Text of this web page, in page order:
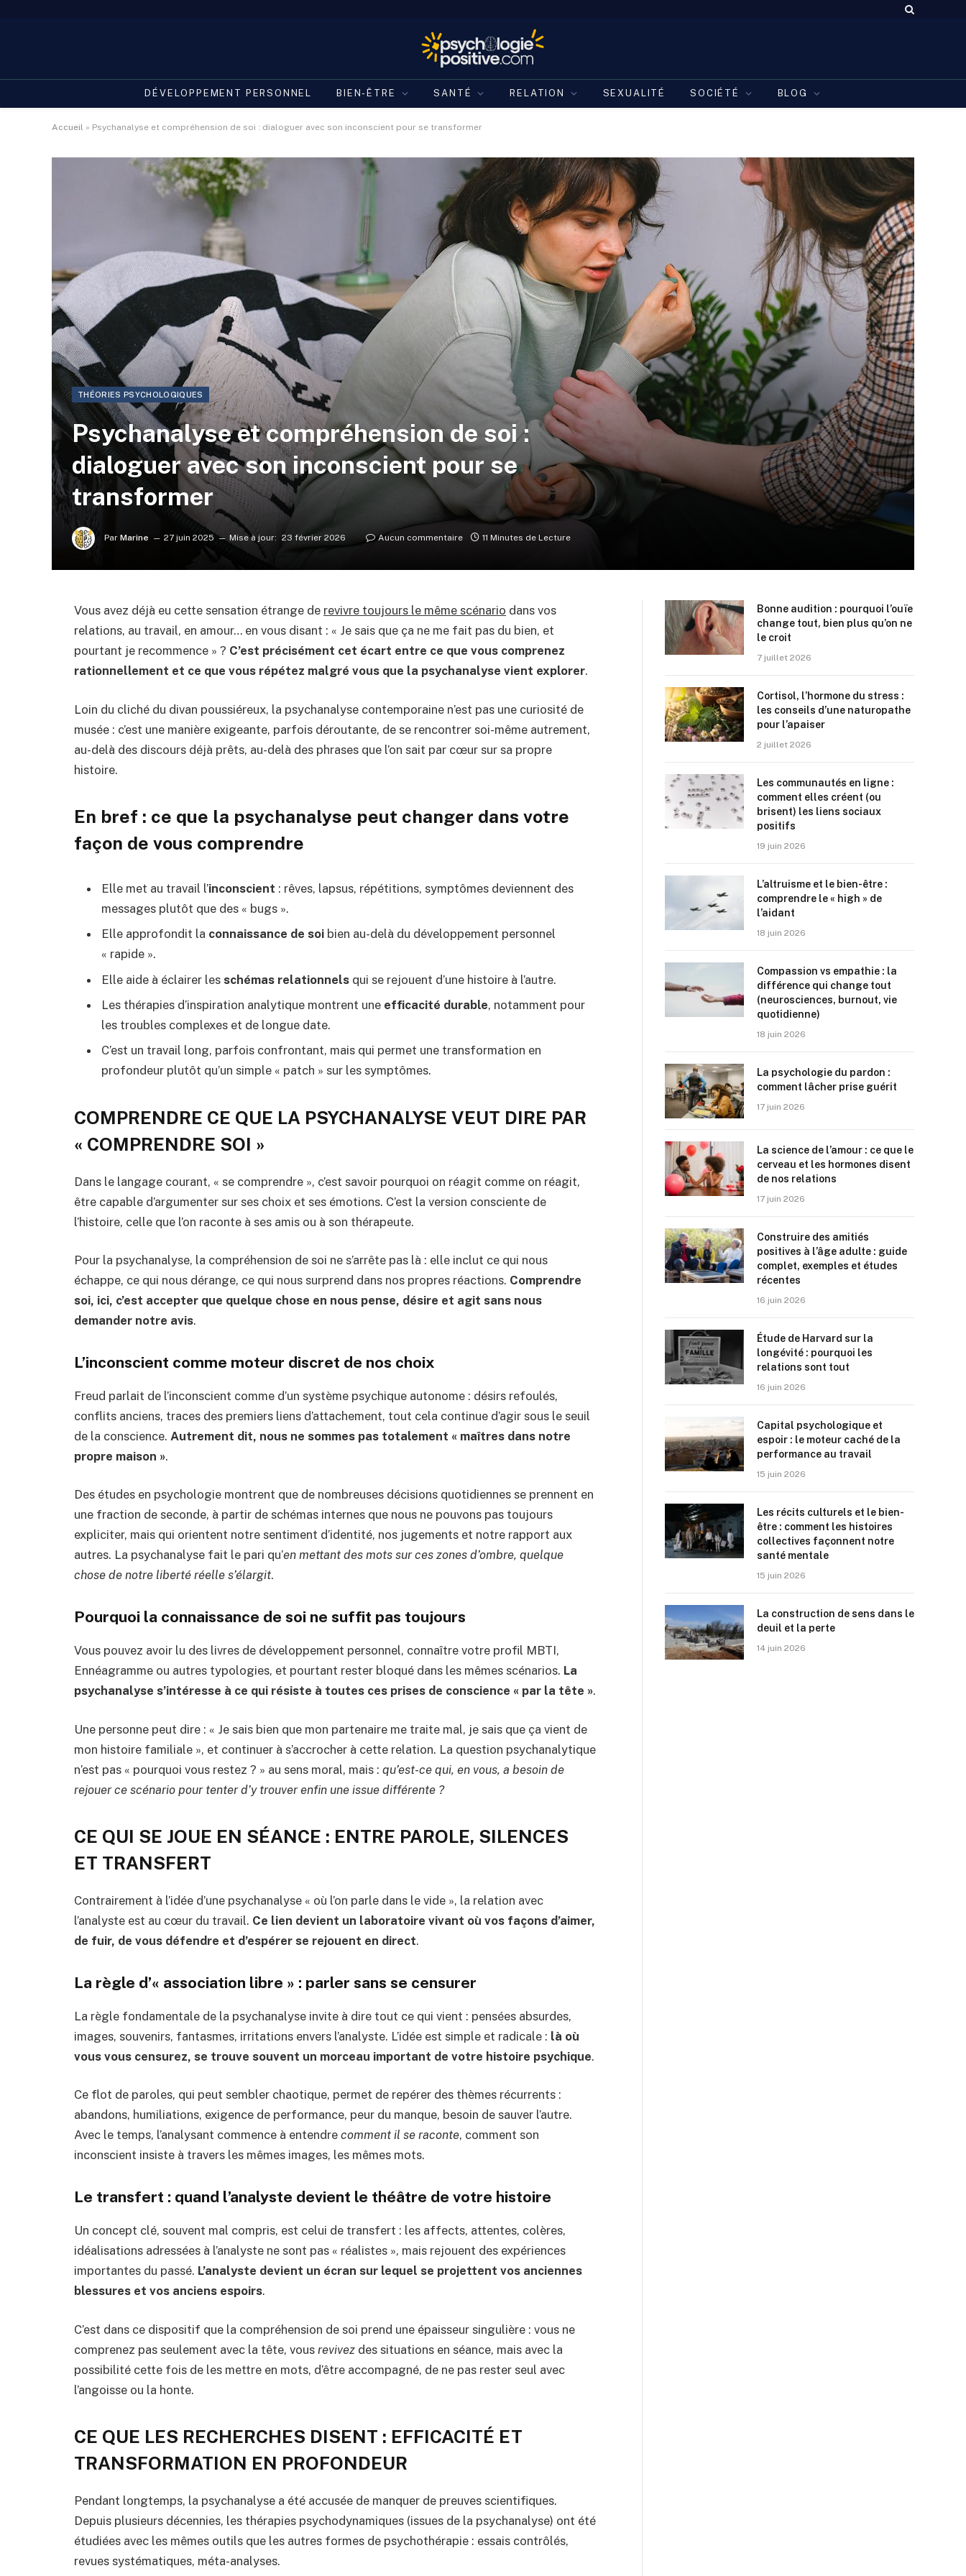
DÉVELOPPEMENT PERSONNEL BIEN-ÊTRE SANTÉ RELATION SEXUALITÉ SOCIÉTÉ BLOG
Accueil » Psychanalyse et compréhension de soi : dialoguer avec son inconscient pour se transformer
THÉORIES PSYCHOLOGIQUES
Psychanalyse et compréhension de soi :
dialoguer avec son inconscient pour se
transformer
Par Marine 27 juin 2025 Mise à jour: 23 février 2026 Aucun commentaire 11 Minutes de Lecture
Vous avez déjà eu cette sensation étrange de revivre toujours le même scénario dans vos
relations, au travail, en amour… en vous disant : « Je sais que ça ne me fait pas du bien, et
pourtant je recommence » ? C’est précisément cet écart entre ce que vous comprenez
rationnellement et ce que vous répétez malgré vous que la psychanalyse vient explorer.
Loin du cliché du divan poussiéreux, la psychanalyse contemporaine n’est pas une curiosité de
musée : c’est une manière exigeante, parfois déroutante, de se rencontrer soi-même autrement,
au-delà des discours déjà prêts, au-delà des phrases que l’on sait par cœur sur sa propre
histoire.
En bref : ce que la psychanalyse peut changer dans votre
façon de vous comprendre
Elle met au travail l’inconscient : rêves, lapsus, répétitions, symptômes deviennent des
messages plutôt que des « bugs ».
Elle approfondit la connaissance de soi bien au-delà du développement personnel
« rapide ».
Elle aide à éclairer les schémas relationnels qui se rejouent d’une histoire à l’autre.
Les thérapies d’inspiration analytique montrent une efficacité durable, notamment pour
les troubles complexes et de longue date.
C’est un travail long, parfois confrontant, mais qui permet une transformation en
profondeur plutôt qu’un simple « patch » sur les symptômes.
COMPRENDRE CE QUE LA PSYCHANALYSE VEUT DIRE PAR
« COMPRENDRE SOI »
Dans le langage courant, « se comprendre », c’est savoir pourquoi on réagit comme on réagit,
être capable d’argumenter sur ses choix et ses émotions. C’est la version consciente de
l’histoire, celle que l’on raconte à ses amis ou à son thérapeute.
Pour la psychanalyse, la compréhension de soi ne s’arrête pas là : elle inclut ce qui nous
échappe, ce qui nous dérange, ce qui nous surprend dans nos propres réactions. Comprendre
soi, ici, c’est accepter que quelque chose en nous pense, désire et agit sans nous
demander notre avis.
L’inconscient comme moteur discret de nos choix
Freud parlait de l’inconscient comme d’un système psychique autonome : désirs refoulés,
conflits anciens, traces des premiers liens d’attachement, tout cela continue d’agir sous le seuil
de la conscience. Autrement dit, nous ne sommes pas totalement « maîtres dans notre
propre maison ».
Des études en psychologie montrent que de nombreuses décisions quotidiennes se prennent en
une fraction de seconde, à partir de schémas internes que nous ne pouvons pas toujours
expliciter, mais qui orientent notre sentiment d’identité, nos jugements et notre rapport aux
autres. La psychanalyse fait le pari qu’en mettant des mots sur ces zones d’ombre, quelque
chose de notre liberté réelle s’élargit.
Pourquoi la connaissance de soi ne suffit pas toujours
Vous pouvez avoir lu des livres de développement personnel, connaître votre profil MBTI,
Ennéagramme ou autres typologies, et pourtant rester bloqué dans les mêmes scénarios. La
psychanalyse s’intéresse à ce qui résiste à toutes ces prises de conscience « par la tête ».
Une personne peut dire : « Je sais bien que mon partenaire me traite mal, je sais que ça vient de
mon histoire familiale », et continuer à s’accrocher à cette relation. La question psychanalytique
n’est pas « pourquoi vous restez ? » au sens moral, mais : qu’est-ce qui, en vous, a besoin de
rejouer ce scénario pour tenter d’y trouver enfin une issue différente ?
CE QUI SE JOUE EN SÉANCE : ENTRE PAROLE, SILENCES
ET TRANSFERT
Contrairement à l’idée d’une psychanalyse « où l’on parle dans le vide », la relation avec
l’analyste est au cœur du travail. Ce lien devient un laboratoire vivant où vos façons d’aimer,
de fuir, de vous défendre et d’espérer se rejouent en direct.
La règle d’« association libre » : parler sans se censurer
La règle fondamentale de la psychanalyse invite à dire tout ce qui vient : pensées absurdes,
images, souvenirs, fantasmes, irritations envers l’analyste. L’idée est simple et radicale : là où
vous vous censurez, se trouve souvent un morceau important de votre histoire psychique.
Ce flot de paroles, qui peut sembler chaotique, permet de repérer des thèmes récurrents :
abandons, humiliations, exigence de performance, peur du manque, besoin de sauver l’autre.
Avec le temps, l’analysant commence à entendre comment il se raconte, comment son
inconscient insiste à travers les mêmes images, les mêmes mots.
Le transfert : quand l’analyste devient le théâtre de votre histoire
Un concept clé, souvent mal compris, est celui de transfert : les affects, attentes, colères,
idéalisations adressées à l’analyste ne sont pas « réalistes », mais rejouent des expériences
importantes du passé. L’analyste devient un écran sur lequel se projettent vos anciennes
blessures et vos anciens espoirs.
C’est dans ce dispositif que la compréhension de soi prend une épaisseur singulière : vous ne
comprenez pas seulement avec la tête, vous revivez des situations en séance, mais avec la
possibilité cette fois de les mettre en mots, d’être accompagné, de ne pas rester seul avec
l’angoisse ou la honte.
CE QUE LES RECHERCHES DISENT : EFFICACITÉ ET
TRANSFORMATION EN PROFONDEUR
Pendant longtemps, la psychanalyse a été accusée de manquer de preuves scientifiques.
Depuis plusieurs décennies, les thérapies psychodynamiques (issues de la psychanalyse) ont été
étudiées avec les mêmes outils que les autres formes de psychothérapie : essais contrôlés,
revues systématiques, méta-analyses.
Bonne audition : pourquoi l’ouïe
change tout, bien plus qu’on ne
le croit
7 juillet 2026
Cortisol, l’hormone du stress :
les conseils d’une naturopathe
pour l’apaiser
2 juillet 2026
Les communautés en ligne :
comment elles créent (ou
brisent) les liens sociaux
positifs
19 juin 2026
L’altruisme et le bien-être :
comprendre le « high » de
l’aidant
18 juin 2026
Compassion vs empathie : la
différence qui change tout
(neurosciences, burnout, vie
quotidienne)
18 juin 2026
La psychologie du pardon :
comment lâcher prise guérit
17 juin 2026
La science de l’amour : ce que le
cerveau et les hormones disent
de nos relations
17 juin 2026
Construire des amitiés
positives à l’âge adulte : guide
complet, exemples et études
récentes
16 juin 2026
Étude de Harvard sur la
longévité : pourquoi les
relations sont tout
16 juin 2026
Capital psychologique et
espoir : le moteur caché de la
performance au travail
15 juin 2026
Les récits culturels et le bien-
être : comment les histoires
collectives façonnent notre
santé mentale
15 juin 2026
La construction de sens dans le
deuil et la perte
14 juin 2026